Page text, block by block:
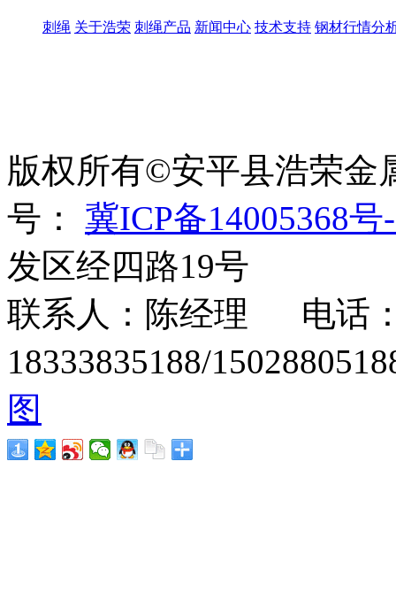
刺绳 关于浩荣 刺绳产品 新闻中心 技术支持 钢材行情分
版权所有©安平县浩荣
号： 冀ICP备14005368号
发区经四路19号
联系人：陈经理 电话
18333835188/
图